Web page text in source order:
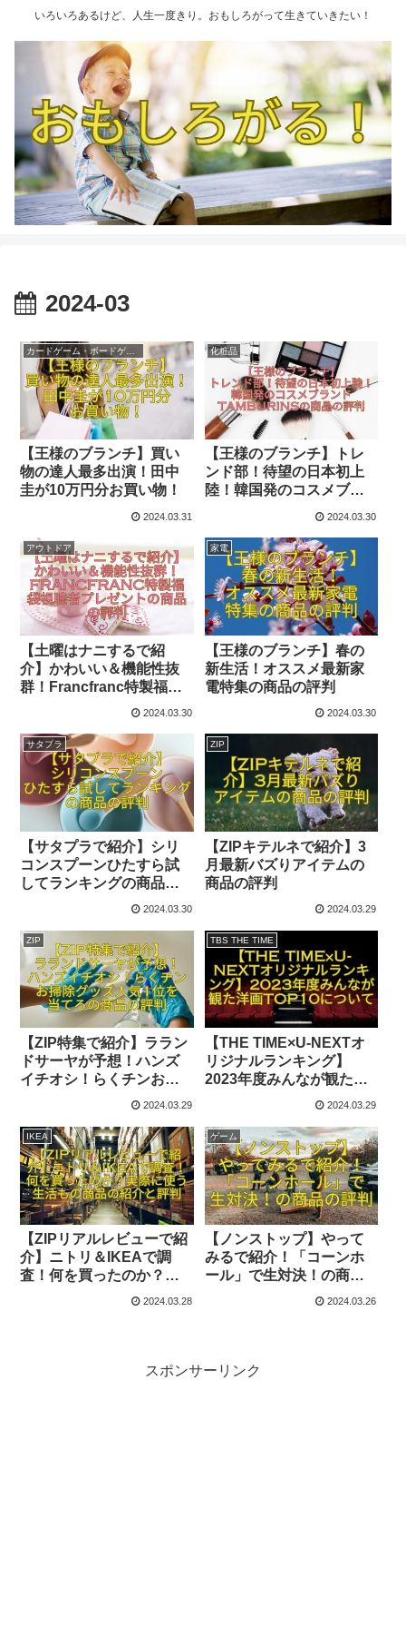
いろいろあるけど、人生一度きり。おもしろがって生きていきたい！
2024-03
カードゲーム・ボードゲーム
【王様のブランチ】買い
物の達人最多出演！田中
圭が10万円分お買い物！
2024.03.31
化粧品
【王様のブランチ】トレ
ンド部！待望の日本初上
陸！韓国発のコスメブラ
2024.03.30
アウトドア
【土曜はナニするで紹
介】かわいい＆機能性抜
群！Francfranc特製福袋
視聴者プレゼントの商品
2024.03.30
家電
【王様のブランチ】春の
新生活！オススメ最新家
電特集の商品の評判
2024.03.30
サタプラ
【サタプラで紹介】シリ
コンスプーンひたすら試
してランキングの商品の
2024.03.30
ZIP
【ZIPキテルネで紹介】3
月最新バズりアイテムの
商品の評判
2024.03.29
ZIP
【ZIP特集で紹介】ララン
ドサーヤが予想！ハンズ
イチオシ！らくチンお掃
除グッズ人気1位を当てろ
2024.03.29
TBS THE TIME
【THE TIME×U-NEXTオ
リジナルランキング】
2023年度みんなが観た洋
画TOP10について
2024.03.29
IKEA
【ZIPリアルレビューで紹
介】ニトリ＆IKEAで調
査！何を買ったのか？実
際に使う生活もの商品の
2024.03.28
ゲーム
【ノンストップ】やって
みるで紹介！「コーンホ
ール」で生対決！の商品
2024.03.26
スポンサーリンク